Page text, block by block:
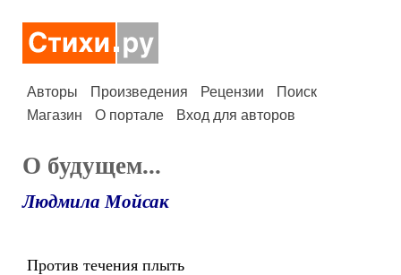
Авторы Произведения Рецензии
Поиск
Магазин
О портале Вход для авторов
О будущем...
Людмила Мойсак
Против течения плыть